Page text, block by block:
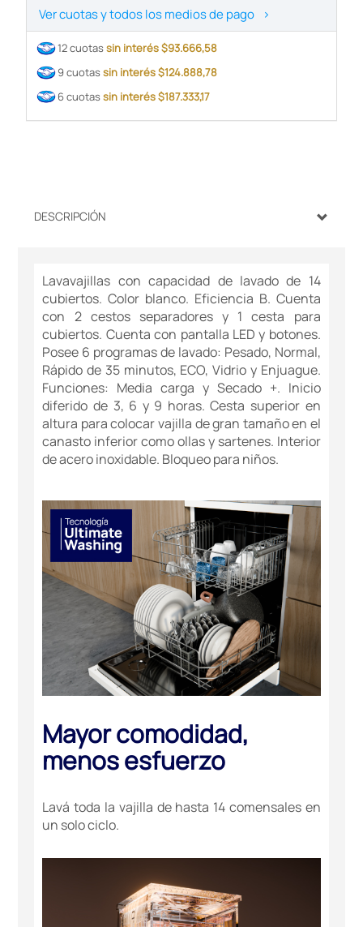
Ver cuotas y todos los medios de pago >
12 cuotassin interés $93.666,58
9 cuotassin interés $124.888,78
6 cuotassin interés $187.333,17
DESCRIPCIÓN
Lavavajillas con capacidad de lavado de 14
cubiertos. Color blanco. Eficiencia B. Cuenta
con 2 cestos separadores y 1 cesta para
cubiertos. Cuenta con pantalla LED y botones.
Posee 6 programas de lavado: Pesado, Normal,
Rápido de 35 minutos, ECO, Vidrio y Enjuague.
Funciones: Media carga y Secado +. Inicio
diferido de 3, 6 y 9 horas. Cesta superior en
altura para colocar vajilla de gran tamaño en el
canasto inferior como ollas y sartenes. Interior
de acero inoxidable. Bloqueo para niños.
Mayor comodidad,
menos esfuerzo
Lavá toda la vajilla de hasta 14 comensales en
un solo ciclo.